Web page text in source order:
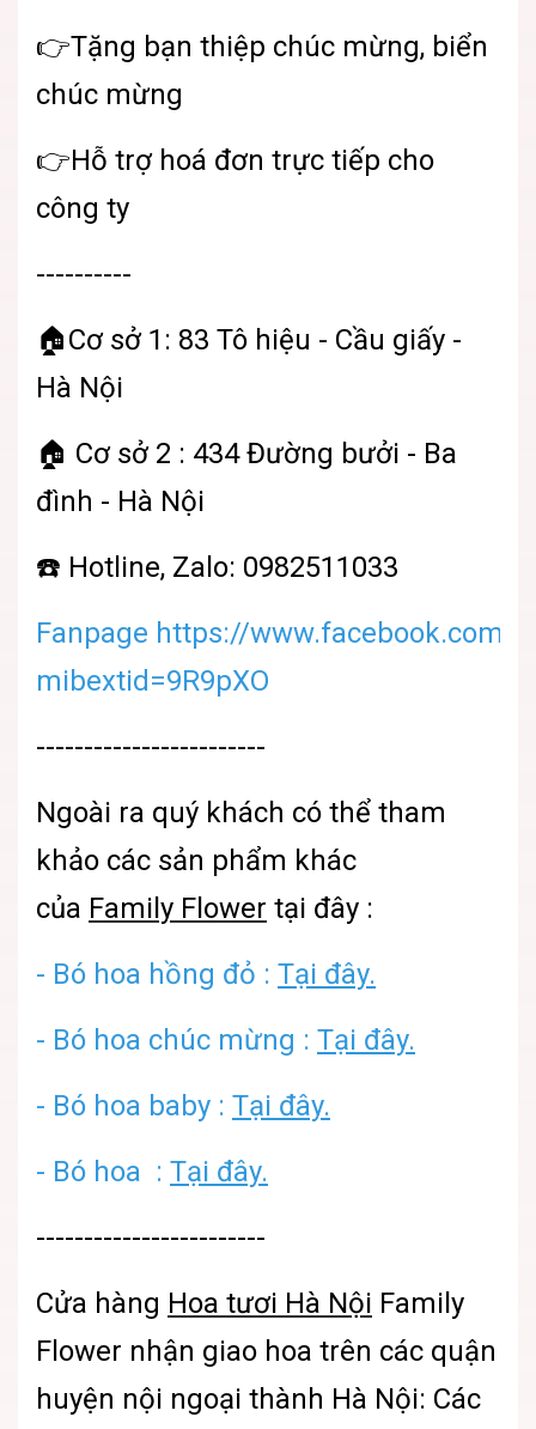
👉Tặng bạn thiệp chúc mừng, biển
chúc mừng
👉Hỗ trợ hoá đơn trực tiếp cho
công ty
----------
🏠Cơ sở 1: 83 Tô hiệu - Cầu giấy -
Hà Nội
🏠 Cơ sở 2 : 434 Đường bưởi - Ba
đình - Hà Nội
☎️ Hotline, Zalo: 0982511033
Fanpage https://www.facebook.com/
mibextid=9R9pXO
------------------------
Ngoài ra quý khách có thể tham
khảo các sản phẩm khác
của Family Flower tại đây :
- Bó hoa hồng đỏ : Tại đây.
- Bó hoa chúc mừng : Tại đây.
- Bó hoa baby : Tại đây.
- Bó hoa : Tại đây.
------------------------
Cửa hàng Hoa tươi Hà Nội Family
Flower nhận giao hoa trên các quận
huyện nội ngoại thành Hà Nội: Các